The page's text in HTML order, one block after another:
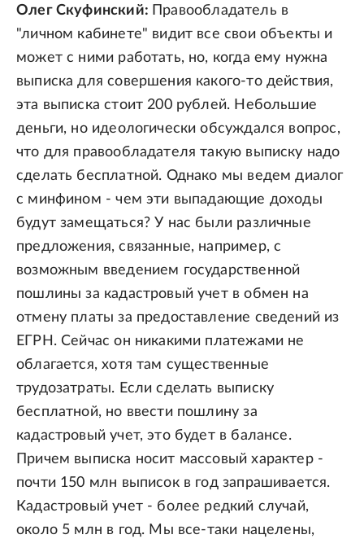
Олег Скуфинский: Правообладатель в
"личном кабинете" видит все свои объекты и
может с ними работать, но, когда ему нужна
выписка для совершения какого-то действия,
эта выписка стоит 200 рублей. Небольшие
деньги, но идеологически обсуждался вопрос,
что для правообладателя такую выписку надо
сделать бесплатной. Однако мы ведем диалог
с минфином - чем эти выпадающие доходы
будут замещаться? У нас были различные
предложения, связанные, например, с
возможным введением государственной
пошлины за кадастровый учет в обмен на
отмену платы за предоставление сведений из
ЕГРН. Сейчас он никакими платежами не
облагается, хотя там существенные
трудозатраты. Если сделать выписку
бесплатной, но ввести пошлину за
кадастровый учет, это будет в балансе.
Причем выписка носит массовый характер -
почти 150 млн выписок в год запрашивается.
Кадастровый учет - более редкий случай,
около 5 млн в год. Мы все-таки нацелены,